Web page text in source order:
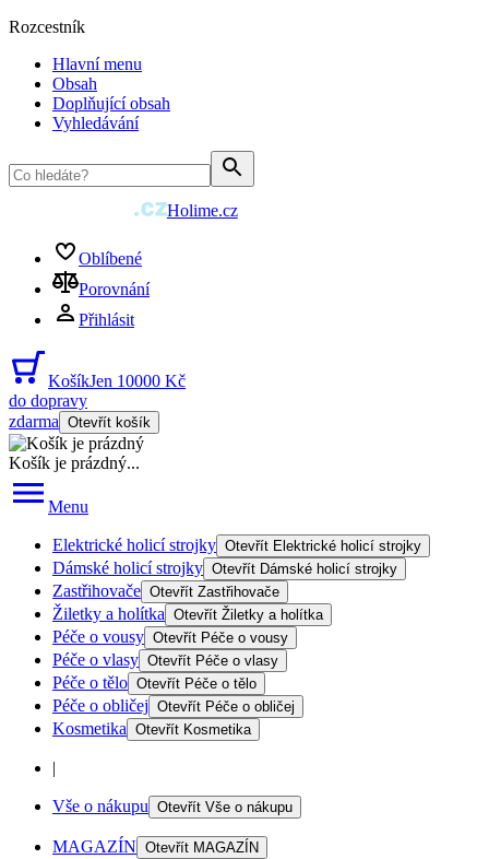
Rozcestník
Hlavní menu
Obsah
Doplňující obsah
Vyhledávání
Holime.cz
Oblíbené
Porovnání
Přihlásit
KošíkJen 10000 Kč
do dopravy
zdarma Otevřít košík
Košík je prázdný...
Menu
Elektrické holicí strojky Otevřít Elektrické holicí strojky
Dámské holicí strojky Otevřít Dámské holicí strojky
Zastřihovače Otevřít Zastřihovače
Žiletky a holítka Otevřít Žiletky a holítka
Péče o vousy Otevřít Péče o vousy
Péče o vlasy Otevřít Péče o vlasy
Péče o tělo Otevřít Péče o tělo
Péče o obličej Otevřít Péče o obličej
Kosmetika Otevřít Kosmetika
|
Vše o nákupu Otevřít Vše o nákupu
MAGAZÍN Otevřít MAGAZÍN